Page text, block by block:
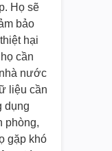
Họ sẽ
bảo
hại
cần
nước
liệu cần
dụng
phòng,
gặp khó